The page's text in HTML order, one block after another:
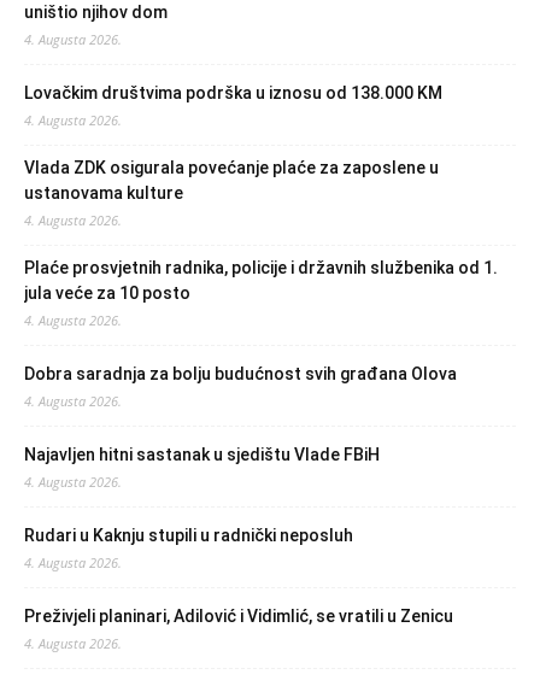
uništio njihov dom
4. Augusta 2026.
Lovačkim društvima podrška u iznosu od 138.000 KM
4. Augusta 2026.
Vlada ZDK osigurala povećanje plaće za zaposlene u
ustanovama kulture
4. Augusta 2026.
Plaće prosvjetnih radnika, policije i državnih službenika od 1.
jula veće za 10 posto
4. Augusta 2026.
Dobra saradnja za bolju budućnost svih građana Olova
4. Augusta 2026.
Najavljen hitni sastanak u sjedištu Vlade FBiH
4. Augusta 2026.
Rudari u Kaknju stupili u radnički neposluh
4. Augusta 2026.
Preživjeli planinari, Adilović i Vidimlić, se vratili u Zenicu
4. Augusta 2026.